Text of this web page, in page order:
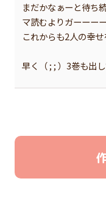
まだかなぁーと待ち
マ読むよりガーーー
これからも2人の幸
早く（ ; ; ）3巻も出